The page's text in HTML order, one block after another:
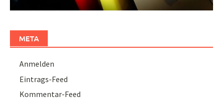
META
Anmelden
Eintrags-Feed
Kommentar-Feed